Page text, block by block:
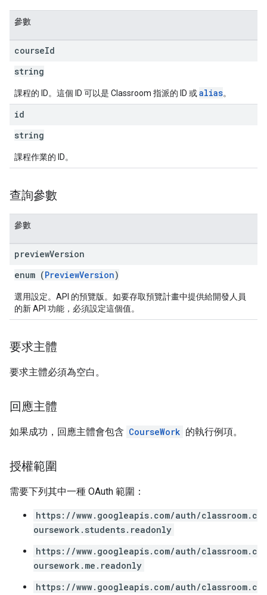
參數
courseId
string
課程的 ID。這個 ID 可以是 Classroom 指派的 ID 或alias。
id
string
課程作業的 ID。
查詢參數
參數
previewVersion
enum (PreviewVersion)
選用設定。API 的預覽版。如要存取預覽計畫中提供給開發人員
的新 API 功能，必須設定這個值。
要求主體
要求主體必須為空白。
回應主體
如果成功，回應主體會包含 CourseWork 的執行例項。
授權範圍
需要下列其中一種 OAuth 範圍：
https://www.googleapis.com/auth/classroom.c
oursework.students.readonly
https://www.googleapis.com/auth/classroom.c
oursework.me.readonly
https://www.googleapis.com/auth/classroom.c